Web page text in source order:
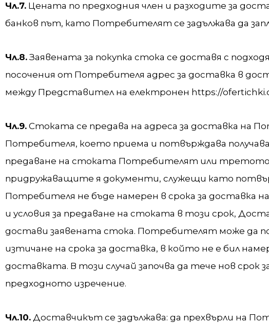
Чл.7. Цената по предходния член и разходите за
банков път, като Потребителят се задължава да
Чл.8. Заявената за покупка стока се доставя с
посочения от Потребителя адрес за доставка в
между Представител на електронен https://
Чл.9. Стоката се предава на адреса за доставка на
Потребителя, което приема и потвърждава
предаване на стоката Потребителят или
придружаващите я документи, служещи като
Потребителя не бъде намерен в срока за доставка
и условия за предаване на стоката в този срок,
достави заявената стока. Потребителят може да
изтичане на срока за доставка, в който не е бил
доставката. В този случай започва да тече нов
предходното изречение.
Чл.10. Доставчикът се задължава: да прехвърли на